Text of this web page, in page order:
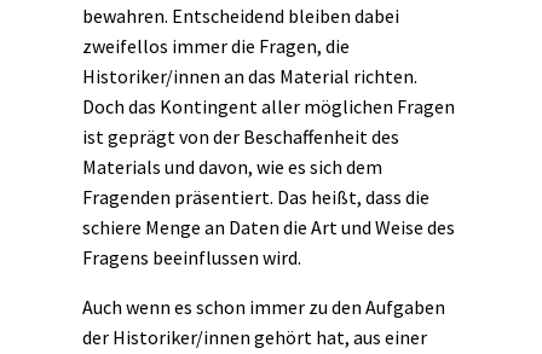
bewahren. Entscheidend bleiben dabei
zweifellos immer die Fragen, die
Historiker/innen an das Material richten.
Doch das Kontingent aller möglichen Fragen
ist geprägt von der Beschaffenheit des
Materials und davon, wie es sich dem
Fragenden präsentiert. Das heißt, dass die
schiere Menge an Daten die Art und Weise des
Fragens beeinflussen wird.
Auch wenn es schon immer zu den Aufgaben
der Historiker/innen gehört hat, aus einer